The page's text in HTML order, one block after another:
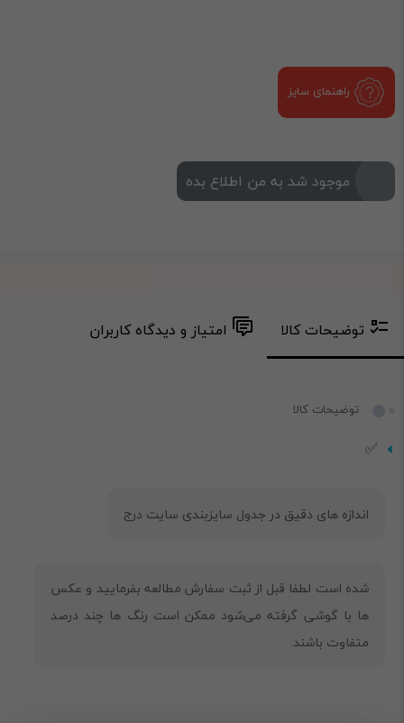
راهنمای سایز
موجود شد به من اطلاع بده
توضیحات کالا امتیاز و دیدگاه کاربران
توضیحات کالا
✅
شده است لطفا قبل از ثبت سفارش مطالعه بفرمایید و عکس
ها با گوشی گرفته می‌شود ممکن است رنگ ها چند درصد
متفاوت باشند.